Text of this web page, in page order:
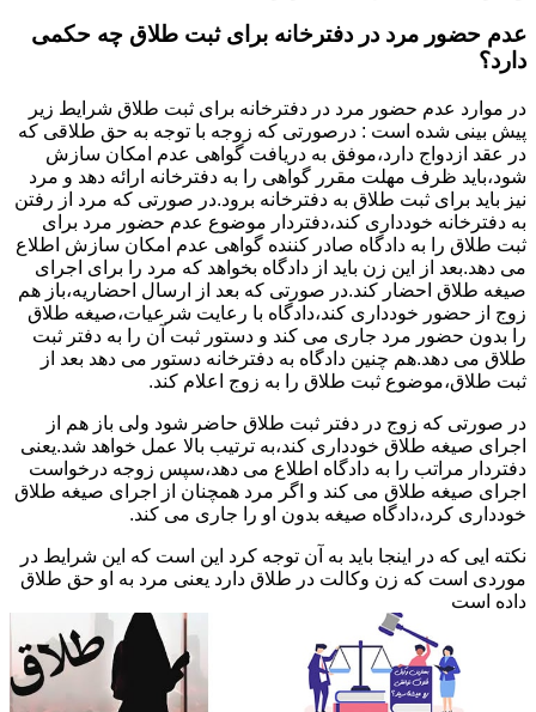
عدم حضور مرد در دفترخانه برای ثبت طلاق چه حکمی
دارد؟
در موارد عدم حضور مرد در دفترخانه برای ثبت طلاق شرایط زیر
پیش بینی شده است : درصورتی که زوجه با توجه به حق طلاقی که
در عقد ازدواج دارد،موفق به دریافت گواهی عدم امکان سازش
شود،باید ظرف مهلت مقرر گواهی را به دفترخانه ارائه دهد و مرد
نیز باید برای ثبت طلاق به دفترخانه برود.در صورتی که مرد از رفتن
به دفترخانه خودداری کند،دفتردار موضوع عدم حضور مرد برای
ثبت طلاق را به دادگاه صادر کننده گواهی عدم امکان سازش اطلاع
می دهد.بعد از این زن باید از دادگاه بخواهد که مرد را برای اجرای
صیغه طلاق احضار کند.در صورتی که بعد از ارسال احضاریه،باز هم
زوج از حضور خودداری کند،دادگاه با رعایت شرعیات،صیغه طلاق
را بدون حضور مرد جاری می کند و دستور ثبت آن را به دفتر ثبت
طلاق می دهد.هم چنین دادگاه به دفترخانه دستور می دهد بعد از
ثبت طلاق،موضوع ثبت طلاق را به زوج اعلام کند.
در صورتی که زوج در دفتر ثبت طلاق حاضر شود ولی باز هم از
اجرای صیغه طلاق خودداری کند،به ترتیب بالا عمل خواهد شد.یعنی
دفتردار مراتب را به دادگاه اطلاع می دهد،سپس زوجه درخواست
اجرای صیغه طلاق می کند و اگر مرد همچنان از اجرای صیغه طلاق
خودداری کرد،دادگاه صیغه بدون او را جاری می کند.
نکته ایی که در اینجا باید به آن توجه کرد این است که این شرایط در
موردی است که زن وکالت در طلاق دارد یعنی مرد به او حق طلاق
داده است